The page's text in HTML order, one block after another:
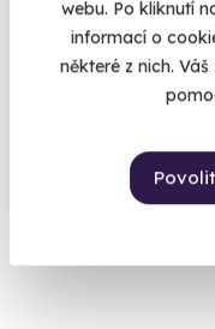
webu. Po kliknutí
informací o
některé z nich.
Velká Bíteš (okres
(+ 28 dalších